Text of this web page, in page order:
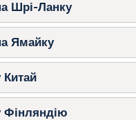
Шрі-Ланку
Ямайку
Китай
Фінляндію